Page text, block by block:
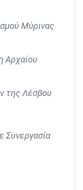
Μύρινας
Αρχαίου
της Λέσβου
Συνεργασία